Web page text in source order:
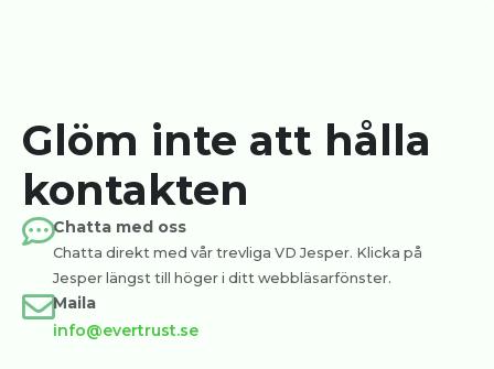
Glöm inte att hålla
kontakten
Chatta med oss
Chatta direkt med vår trevliga VD Jesper. Klicka på
Jesper längst till höger i ditt webbläsarfönster.
Maila
info@evertrust.se